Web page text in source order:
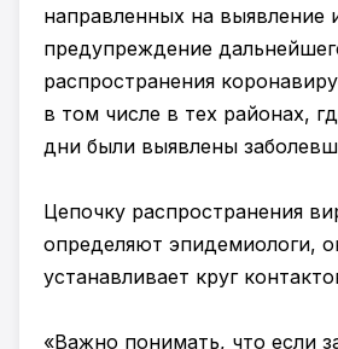
направленных на выявление
предупреждение
распространения
в том числе в тех районах,
дни были выявлены
Цепочку распространения
определяют эпидемиологи,
устанавливает круг
«Важно понимать, что если